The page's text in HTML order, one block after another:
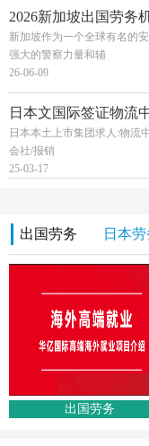
2026新加坡出国劳务
新加坡作为一个全球有名的
强大的警察力量和辅
26-06-09
日本文国际签证物流
日本本土上市集团求人:物流
会社/报销
25-03-17
出国劳务 日本劳
出国劳务